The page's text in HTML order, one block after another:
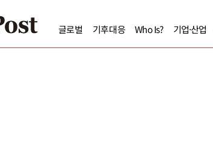
글로벌 기후대응 Who Is? 기업·산업